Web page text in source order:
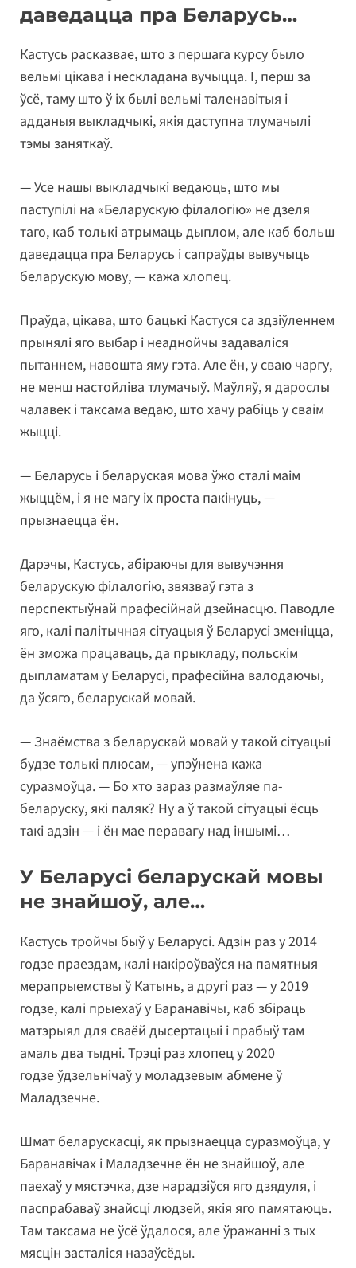
даведацца пра Беларусь…
Кастусь расказвае, што з першага курсу было
вельмі цікава і нескладана вучыцца. І, перш за
ўсё, таму што ў іх былі вельмі таленавітыя і
адданыя выкладчыкі, якія даступна тлумачылі
тэмы заняткаў.
— Усе нашы выкладчыкі ведаюць, што мы
паступілі на «Беларускую філалогію» не дзеля
таго, каб толькі атрымаць дыплом, але каб больш
даведацца пра Беларусь і сапраўды вывучыць
беларускую мову, — кажа хлопец.
Праўда, цікава, што бацькі Кастуся са здзіўленнем
прынялі яго выбар і неаднойчы задаваліся
пытаннем, навошта яму гэта. Але ён, у сваю чаргу,
не менш настойліва тлумачыў. Маўляў, я дарослы
чалавек і таксама ведаю, што хачу рабіць у сваім
жыцці.
— Беларусь і беларуская мова ўжо сталі маім
жыццём, і я не магу іх проста пакінуць, —
прызнаецца ён.
Дарэчы, Кастусь, абіраючы для вывучэння
беларускую філалогію, звязваў гэта з
перспектыўнай прафесійнай дзейнасцю. Паводле
яго, калі палітычная сітуацыя ў Беларусі зменіцца,
ён зможа працаваць, да прыкладу, польскім
дыпламатам у Беларусі, прафесійна валодаючы,
да ўсяго, беларускай мовай.
— Знаёмства з беларускай мовай у такой сітуацыі
будзе толькі плюсам, — упэўнена кажа
суразмоўца. — Бо хто зараз размаўляе па-
беларуску, які паляк? Ну а ў такой сітуацыі ёсць
такі адзін — і ён мае перавагу над іншымі…
У Беларусі беларускай мовы
не знайшоў, але…
Кастусь тройчы быў у Беларусі. Адзін раз у 2014
годзе праездам, калі накіроўваўся на памятныя
мерапрыемствы ў Катынь, а другі раз — у 2019
годзе, калі прыехаў у Баранавічы, каб збіраць
матэрыял для сваёй дысертацыі і прабыў там
амаль два тыдні. Трэці раз хлопец у 2020
годзе ўдзельнічаў у моладзевым абмене ў
Маладзечне.
Шмат беларускасці, як прызнаецца суразмоўца, у
Баранавічах і Маладзечне ён не знайшоў, але
паехаў у мястэчка, дзе нарадзіўся яго дзядуля, і
паспрабаваў знайсці людзей, якія яго памятаюць.
Там таксама не ўсё ўдалося, але ўражанні з тых
мясцін засталіся назаўсёды.